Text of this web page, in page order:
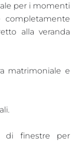
per i momenti
alla veranda
matrimoniale e
di finestre per